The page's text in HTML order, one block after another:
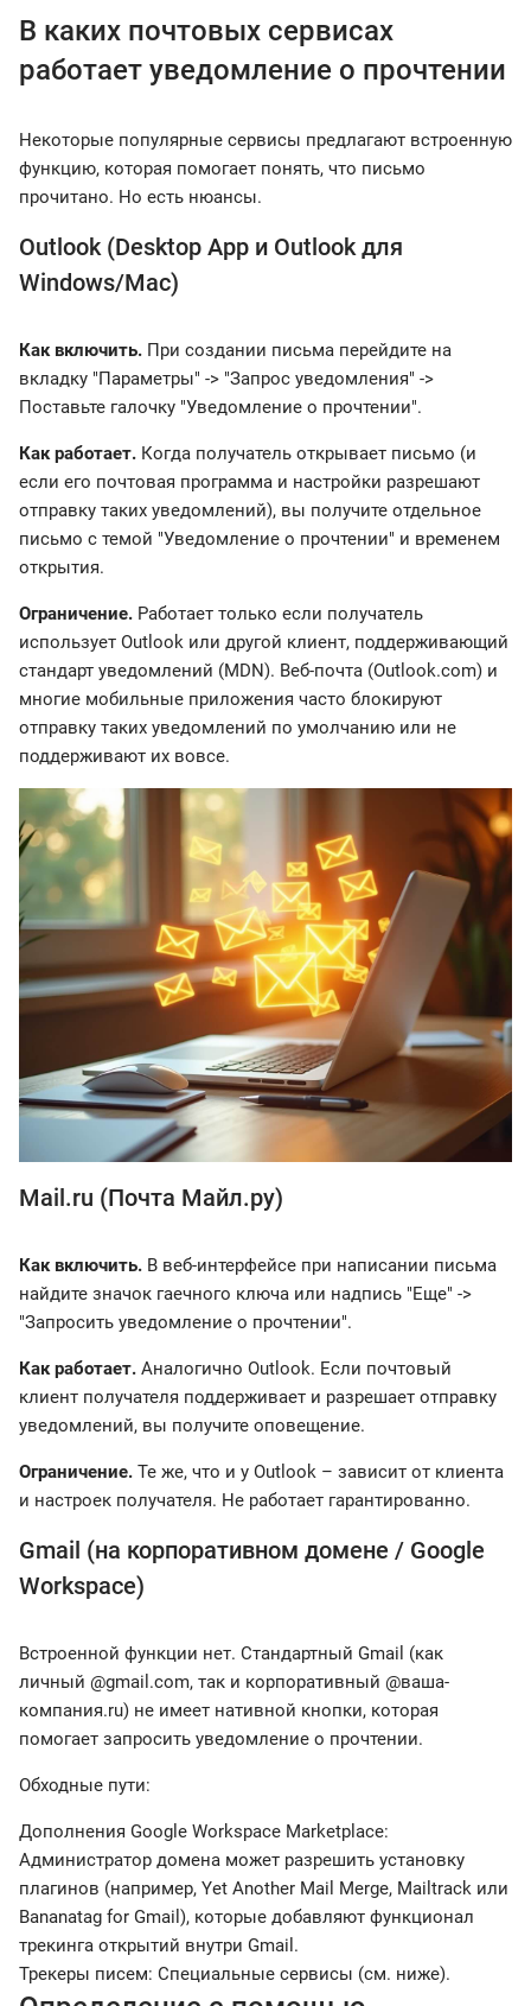
В каких почтовых сервисах
работает уведомление о прочтении
Некоторые популярные сервисы предлагают встроенную
функцию, которая помогает понять, что письмо
прочитано. Но есть нюансы.
Outlook (Desktop App и Outlook для
Windows/Mac)
Как включить. При создании письма перейдите на
вкладку "Параметры" -> "Запрос уведомления" ->
Поставьте галочку "Уведомление о прочтении".
Как работает. Когда получатель открывает письмо (и
если его почтовая программа и настройки разрешают
отправку таких уведомлений), вы получите отдельное
письмо с темой "Уведомление о прочтении" и временем
открытия.
Ограничение. Работает только если получатель
использует Outlook или другой клиент, поддерживающий
стандарт уведомлений (MDN). Веб-почта (Outlook.com) и
многие мобильные приложения часто блокируют
отправку таких уведомлений по умолчанию или не
поддерживают их вовсе.
Mail.ru (Почта Майл.ру)
Как включить. В веб-интерфейсе при написании письма
найдите значок гаечного ключа или надпись "Еще" ->
"Запросить уведомление о прочтении".
Как работает. Аналогично Outlook. Если почтовый
клиент получателя поддерживает и разрешает отправку
уведомлений, вы получите оповещение.
Ограничение. Те же, что и у Outlook – зависит от клиента
и настроек получателя. Не работает гарантированно.
Gmail (на корпоративном домене / Google
Workspace)
Встроенной функции нет. Стандартный Gmail (как
личный @gmail.com, так и корпоративный @ваша-
компания.ru) не имеет нативной кнопки, которая
помогает запросить уведомление о прочтении.
Обходные пути:
Дополнения Google Workspace Marketplace:
Администратор домена может разрешить установку
плагинов (например, Yet Another Mail Merge, Mailtrack или
Bananatag for Gmail), которые добавляют функционал
трекинга открытий внутри Gmail.
Трекеры писем: Специальные сервисы (см. ниже).